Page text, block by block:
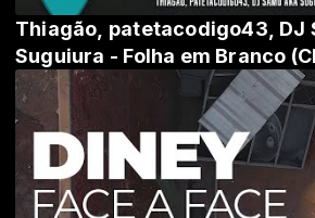
Thiagão, patetacodigo43, DJ
Suguiura - Folha em Branco